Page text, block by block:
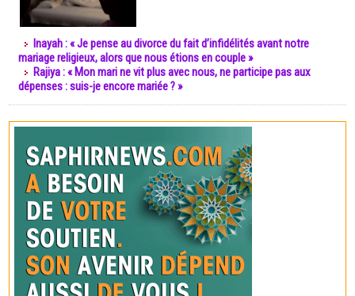
Inayah : « Je pense au divorce du fait d’infidélités avant notre
mariage religieux, alors que nous étions en couple »
Rajiya : « Mon mari ne vit plus avec nous, ne participe pas aux
dépenses : suis-je encore mariée ? »